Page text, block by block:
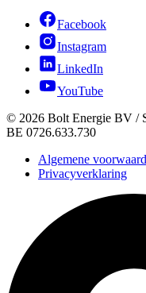
Facebook
Instagram
LinkedIn
YouTube
© 2026 Bolt Energie BV /
BE 0726.633.730
Algemene
Privacyverklaring